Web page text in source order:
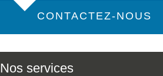
CONTACTEZ-NOUS
Nos services